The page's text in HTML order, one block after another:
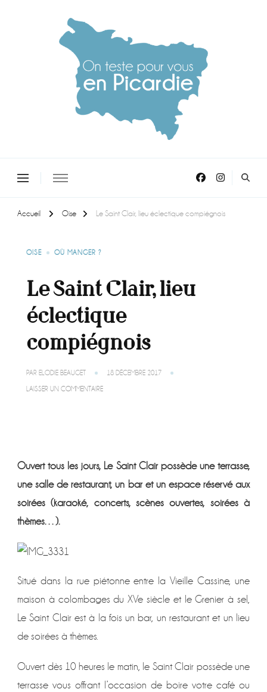
Accueil Oise Le Saint Clair, lieu éclectique compiégnois
OISE OÙ MANGER ?
Le Saint Clair, lieu
éclectique
compiégnois
PAR ELODIE BEAUGET 18 DÉCEMBRE 2017
LAISSER UN COMMENTAIRESUR
Ouvert tous les jours, Le Saint Clair possède une terrasse,
une salle de restaurant, un bar et un espace réservé aux
soirées (karaoké, concerts, scènes ouvertes, soirées à
thèmes…).
Situé dans la rue piétonne entre la Vieille Cassine, une
maison à colombages du XVe siècle et le Grenier à sel,
Le Saint Clair est à la fois un bar, un restaurant et un lieu
de soirées à thèmes.
Ouvert dès 10 heures le matin, le Saint Clair possède une
terrasse vous offrant l’occasion de boire votre café ou